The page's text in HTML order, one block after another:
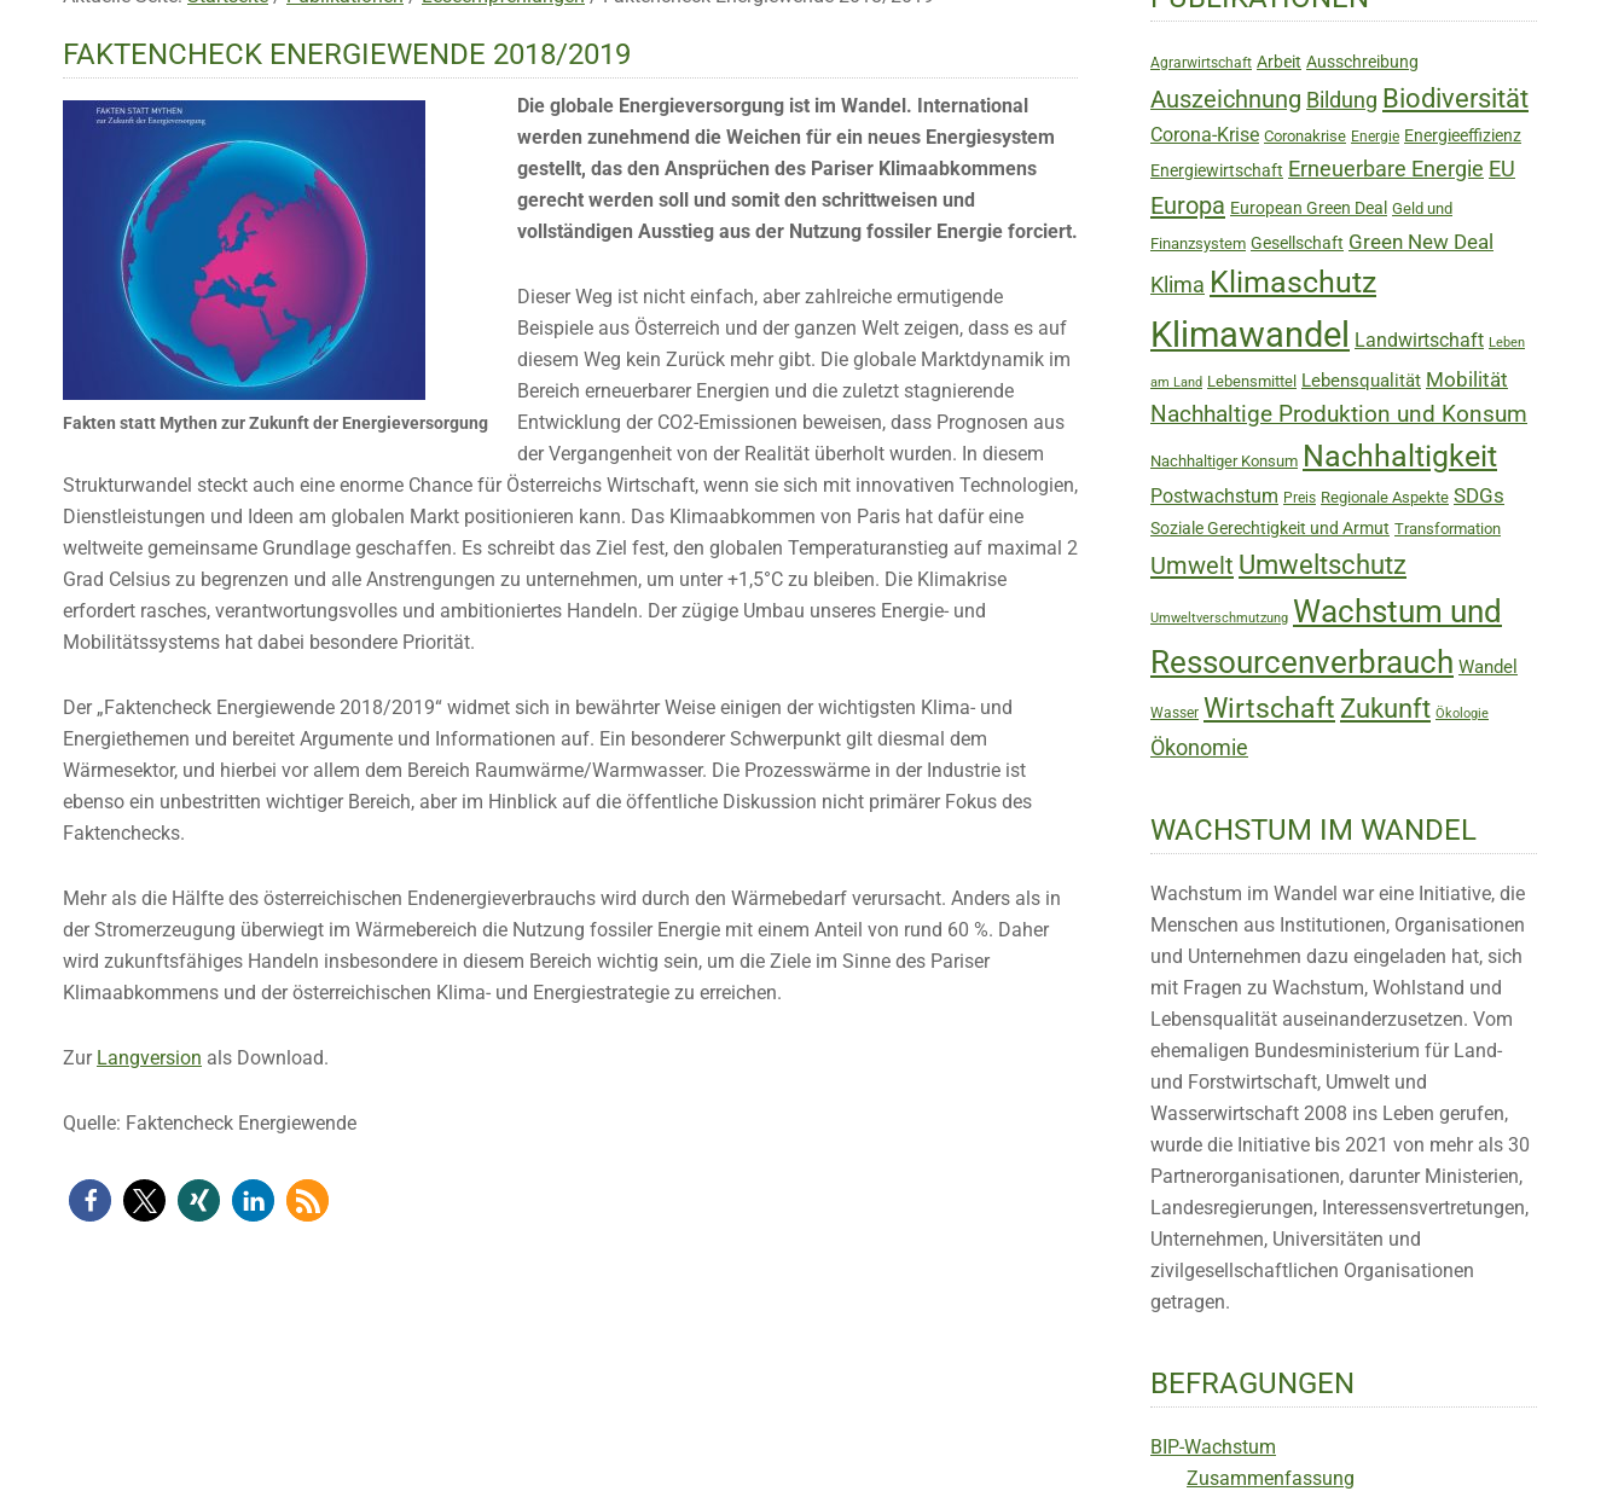
FAKTENCHECK ENERGIEWENDE 2018/2019
Fakten statt Mythen zur Zukunft der Energieversorgung
Die globale Energieversorgung ist im Wandel. International
werden zunehmend die Weichen für ein neues Energiesystem
gestellt, das den Ansprüchen des Pariser Klimaabkommens
gerecht werden soll und somit den schrittweisen und
vollständigen Ausstieg aus der Nutzung fossiler Energie forciert.
Dieser Weg ist nicht einfach, aber zahlreiche ermutigende
Beispiele aus Österreich und der ganzen Welt zeigen, dass es auf
diesem Weg kein Zurück mehr gibt. Die globale Marktdynamik im
Bereich erneuerbarer Energien und die zuletzt stagnierende
Entwicklung der CO2-Emissionen beweisen, dass Prognosen aus
der Vergangenheit von der Realität überholt wurden. In diesem
Strukturwandel steckt auch eine enorme Chance für Österreichs Wirtschaft, wenn sie sich mit innovativen Technologien,
Dienstleistungen und Ideen am globalen Markt positionieren kann. Das Klimaabkommen von Paris hat dafür eine
weltweite gemeinsame Grundlage geschaffen. Es schreibt das Ziel fest, den globalen Temperaturanstieg auf maximal 2
Grad Celsius zu begrenzen und alle Anstrengungen zu unternehmen, um unter +1,5°C zu bleiben. Die Klimakrise
erfordert rasches, verantwortungsvolles und ambitioniertes Handeln. Der zügige Umbau unseres Energie- und
Mobilitätssystems hat dabei besondere Priorität.
Der „Faktencheck Energiewende 2018/2019“ widmet sich in bewährter Weise einigen der wichtigsten Klima- und
Energiethemen und bereitet Argumente und Informationen auf. Ein besonderer Schwerpunkt gilt diesmal dem
Wärmesektor, und hierbei vor allem dem Bereich Raumwärme/Warmwasser. Die Prozesswärme in der Industrie ist
ebenso ein unbestritten wichtiger Bereich, aber im Hinblick auf die öffentliche Diskussion nicht primärer Fokus des
Faktenchecks.
Mehr als die Hälfte des österreichischen Endenergieverbrauchs wird durch den Wärmebedarf verursacht. Anders als in
der Stromerzeugung überwiegt im Wärmebereich die Nutzung fossiler Energie mit einem Anteil von rund 60 %. Daher
wird zukunftsfähiges Handeln insbesondere in diesem Bereich wichtig sein, um die Ziele im Sinne des Pariser
Klimaabkommens und der österreichischen Klima- und Energiestrategie zu erreichen.
Zur Langversion als Download.
Quelle: Faktencheck Energiewende
Sidebar
Agrarwirtschaft Arbeit Ausschreibung
Auszeichnung Bildung Biodiversität
Corona-Krise Coronakrise Energie Energieeffizienz
Energiewirtschaft Erneuerbare Energie EU
Europa European Green Deal Geld und
Finanzsystem Gesellschaft Green New Deal
Klima Klimaschutz
Klimawandel Landwirtschaft Leben
am Land Lebensmittel Lebensqualität Mobilität
Nachhaltige Produktion und Konsum
Nachhaltiger Konsum Nachhaltigkeit
Postwachstum Preis Regionale Aspekte SDGs
Soziale Gerechtigkeit und Armut Transformation
Umwelt Umweltschutz
Umweltverschmutzung Wachstum und
Ressourcenverbrauch Wandel
Wasser Wirtschaft Zukunft Ökologie
Ökonomie
WACHSTUM IM WANDEL
Wachstum im Wandel war eine Initiative, die
Menschen aus Institutionen, Organisationen
und Unternehmen dazu eingeladen hat, sich
mit Fragen zu Wachstum, Wohlstand und
Lebensqualität auseinanderzusetzen. Vom
ehemaligen Bundesministerium für Land-
und Forstwirtschaft, Umwelt und
Wasserwirtschaft 2008 ins Leben gerufen,
wurde die Initiative bis 2021 von mehr als 30
Partnerorganisationen, darunter Ministerien,
Landesregierungen, Interessensvertretungen,
Unternehmen, Universitäten und
zivilgesellschaftlichen Organisationen
getragen.
BEFRAGUNGEN
BIP-Wachstum
Zusammenfassung